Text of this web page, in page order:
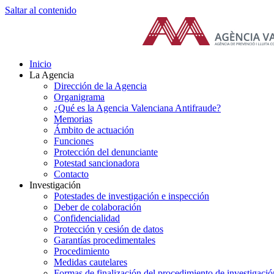
Saltar al contenido
Inicio
La Agencia
Dirección de la Agencia
Organigrama
¿Qué es la Agencia Valenciana Antifraude?
Memorias
Ámbito de actuación
Funciones
Protección del denunciante
Potestad sancionadora
Contacto
Investigación
Potestades de investigación e inspección
Deber de colaboración
Confidencialidad
Protección y cesión de datos
Garantías procedimentales
Procedimiento
Medidas cautelares